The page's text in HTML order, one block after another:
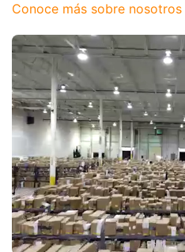
Conoce más sobre nosotros